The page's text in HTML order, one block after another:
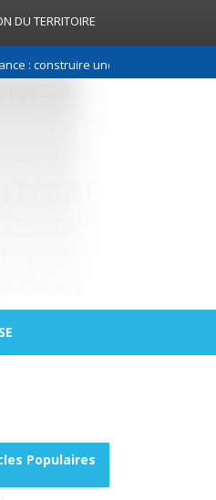
DU TERRITOIRE
: construire une relation de
Populaires